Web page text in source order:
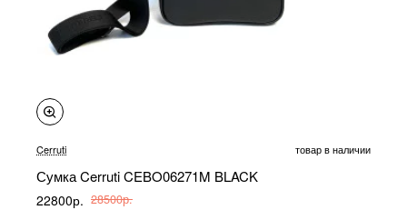
-20%
Cerruti товар в наличии
Сумка Cerruti CEBO06271M BLACK
22800р. 28500р.